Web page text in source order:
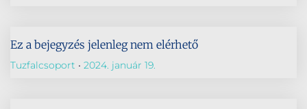
Ez a bejegyzés jelenleg nem elérhető
Tuzfalcsoport 2024. január 19.